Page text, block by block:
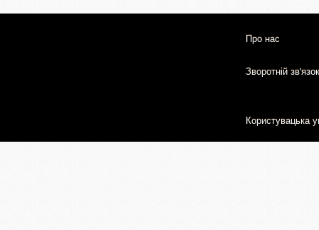
Про нас
Зворотній зв'язок
Користувацька